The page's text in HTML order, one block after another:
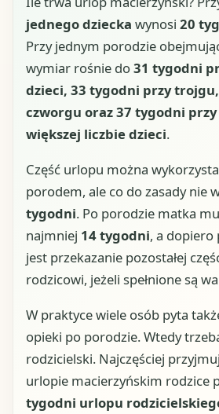
jednego dziecka wynosi 20
Przy jednym porodzie
wymiar rośnie do31 tygodni
dzieci, 33 tygodni przy
czworgu oraz 37 tygodni
większej liczbie dzieci.
Część urlopu można
porodem, ale co do zasady nie
tygodni. Po porodzie matka
najmniej 14 tygodni, a dopiero
jest przekazanie pozostałej
rodzicowi, jeżeli spełnione są
W praktyce wiele osób pyta
opieki po porodzie. Wtedy
rodzicielski. Najczęściej
urlopie macierzyńskim rodzice
tygodni urlopu